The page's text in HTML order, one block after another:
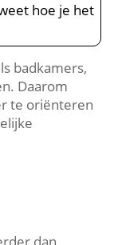
hoe je het
badkamers,
Daarom
te oriënteren